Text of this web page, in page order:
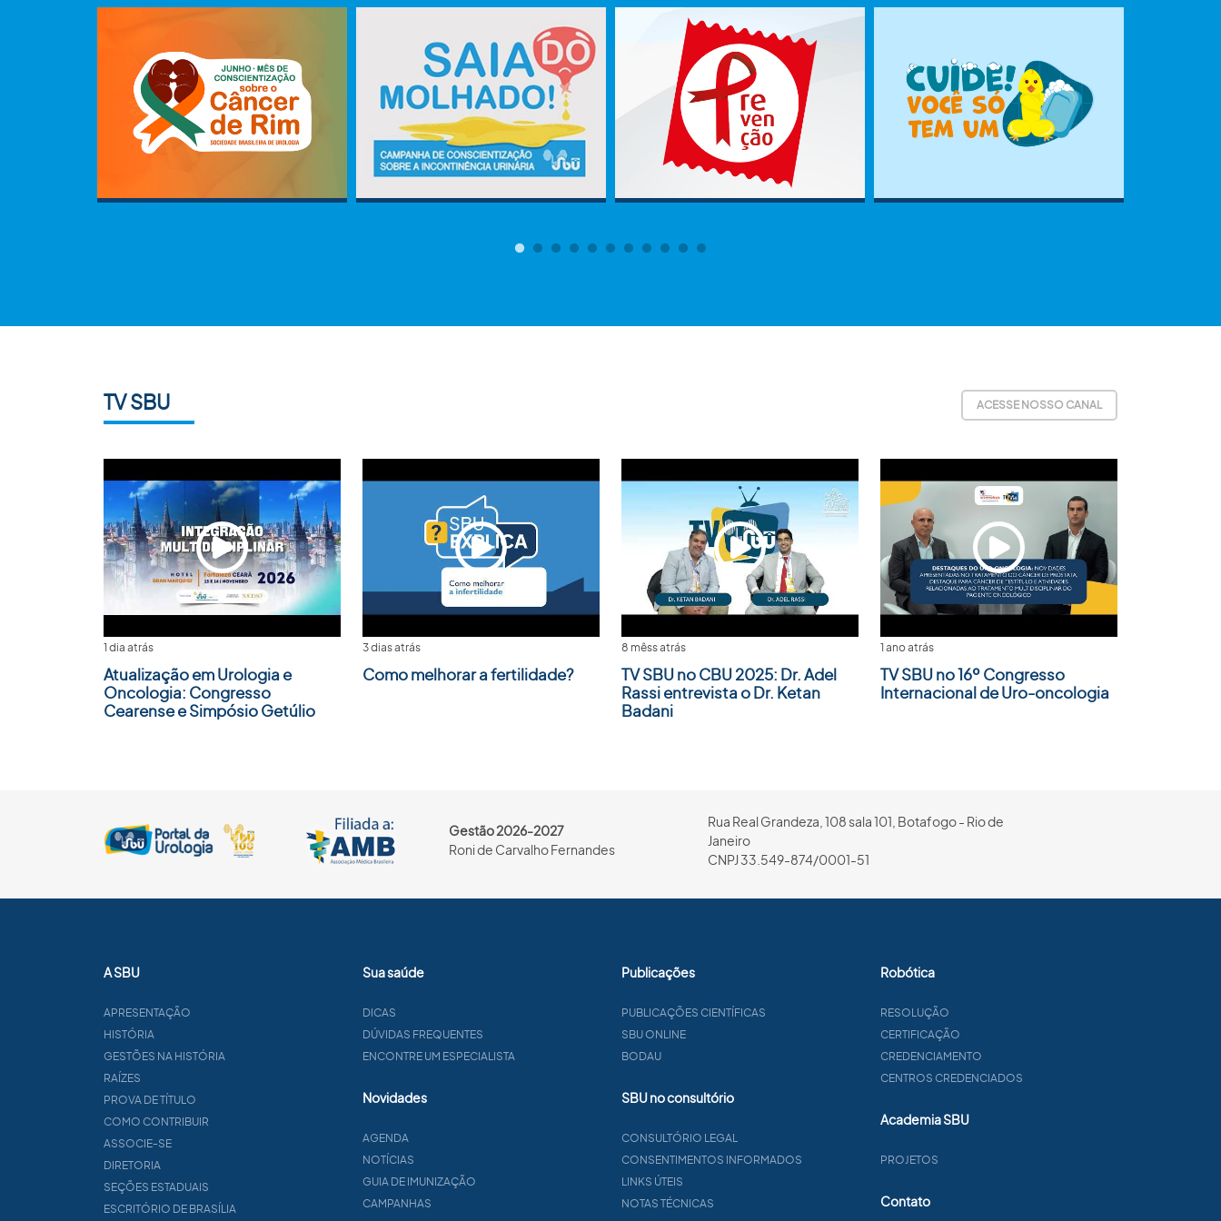
TV SBU ACESSE NOSSO CANAL
1 dia atrás
Atualização em Urologia e
Oncologia: Congresso
Cearense e Simpósio Getúlio
3 dias atrás
Como melhorar a fertilidade?
8 mêss atrás
TV SBU no CBU 2025: Dr. Adel
Rassi entrevista o Dr. Ketan
Badani
1 ano atrás
TV SBU no 16º Congresso
Internacional de Uro-oncologia
Gestão 2026-2027
Roni de Carvalho Fernandes
Rua Real Grandeza, 108 sala 101, Botafogo - Rio de
Janeiro
CNPJ 33.549-874/0001-51
A SBU
APRESENTAÇÃO
HISTÓRIA
GESTÕES NA HISTÓRIA
RAÍZES
PROVA DE TÍTULO
COMO CONTRIBUIR
ASSOCIE-SE
DIRETORIA
SEÇÕES ESTADUAIS
ESCRITÓRIO DE BRASÍLIA
Sua saúde
DICAS
DÚVIDAS FREQUENTES
ENCONTRE UM ESPECIALISTA
Novidades
AGENDA
NOTÍCIAS
GUIA DE IMUNIZAÇÃO
CAMPANHAS
Publicações
PUBLICAÇÕES CIENTÍFICAS
SBU ONLINE
BODAU
SBU no consultório
CONSULTÓRIO LEGAL
CONSENTIMENTOS INFORMADOS
LINKS ÚTEIS
NOTAS TÉCNICAS
Robótica
RESOLUÇÃO
CERTIFICAÇÃO
CREDENCIAMENTO
CENTROS CREDENCIADOS
Academia SBU
PROJETOS
Contato